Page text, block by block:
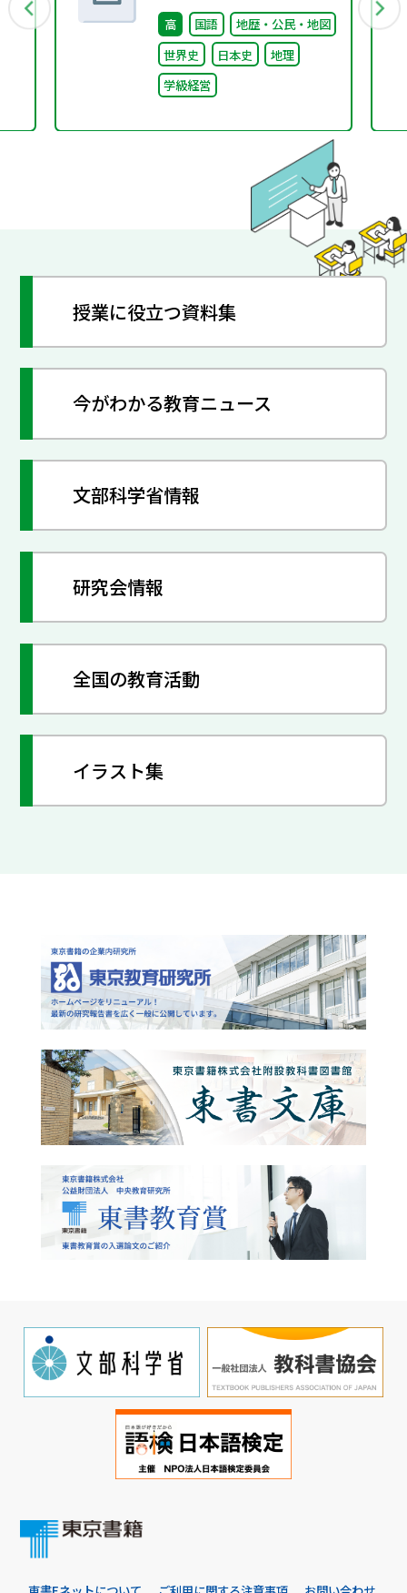
回） 配付資料
高 国語
地歴・公民・地図
世界史
日本史
地理
学級経営
授業に役立つ資料集
今がわかる教育ニュース
文部科学省情報
研究会情報
全国の教育活動
イラスト集